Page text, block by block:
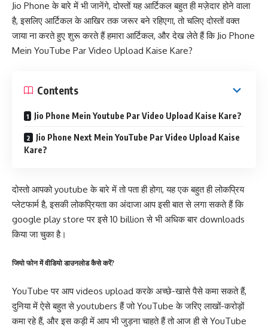
Jio Phone के बारे में भी जानेंगे, दोस्तों यह आर्टिकल बहुत ही मज़ेदार होने वाला
है, इसलिए आर्टिकल के आखिर तक जरूर बने रहिएगा, तो चलिए दोस्तों वक्त
जाया ना करते हुए शुरू करते हैं हमारा आर्टिकल, और देख लेते हैं कि Jio Phone
Mein YouTube Par Video Upload Kaise Kare?
Contents
Jio Phone Mein Youtube Par Video Upload Kaise Kare?
Jio Phone Next Mein YouTube Par Video Upload Kaise
Kare?
दोस्तो आपको youtube के बारे में तो पता ही होगा, यह एक बहुत ही लोकप्रिय
प्लेटफार्म है, इसकी लोकप्रियता का अंदाजा आप इसी बात से लगा सकते हैं कि
google play store पर इसे 10 billion से भी अधिक बार downloads
किया जा चुका है।
जियो फोन में वीडियो डाउनलोड कैसे करें?
YouTube पर आप videos upload करके अच्छे-खासे पैसे कमा सकते हैं,
दुनिया में ऐसे बहुत से youtubers हैं जो YouTube के जरिए लाखों-करोड़ों
कमा रहे हैं, और इस कड़ी में आप भी जुड़ना चाहते हैं तो आज ही से YouTube